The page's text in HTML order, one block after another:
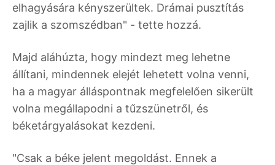
elhagyására kényszerültek. Drámai pusztítás
zajlik a szomszédban" - tette hozzá.
Majd aláhúzta, hogy mindezt meg lehetne
állítani, mindennek elejét lehetett volna venni,
ha a magyar álláspontnak megfelelően sikerült
volna megállapodni a tűzszünetről, és
béketárgyalásokat kezdeni.
"Csak a béke jelent megoldást. Ennek a